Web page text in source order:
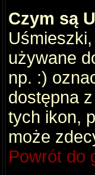
Czym są
używane
np. :)
dostępna
tych ikon,
może
Powrót do